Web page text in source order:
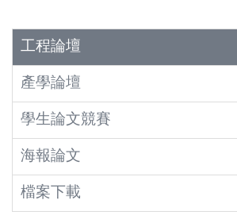
工程論壇
產學論壇
學生論文競賽
海報論文
檔案下載